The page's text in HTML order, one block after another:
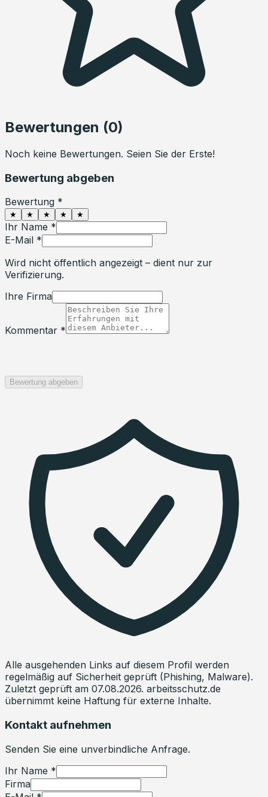
Bewertungen (0)
Noch keine Bewertungen. Seien Sie der Erste!
Bewertung abgeben
Bewertung *
★ ★ ★ ★ ★
Ihr Name *
E-Mail *
Wird nicht öffentlich angezeigt – dient nur zur
Verifizierung.
Ihre Firma
Kommentar *
Bewertung abgeben
Alle ausgehenden Links auf diesem Profil werden
regelmäßig auf Sicherheit geprüft (Phishing, Malware).
Zuletzt geprüft am 07.08.2026. arbeitsschutz.de
übernimmt keine Haftung für externe Inhalte.
Kontakt aufnehmen
Senden Sie eine unverbindliche Anfrage.
Ihr Name *
Firma